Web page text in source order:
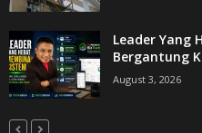
Leader Yang
Bergantung
August 3, 2026